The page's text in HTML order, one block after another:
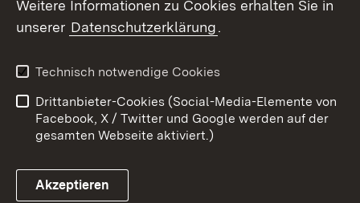
Link zum Landesportal
Kontakt
Datenschutz
Barrierefreiheit
Impressum Cookies
Weitere Informationen zu Cookies erhalten Sie in
unserer Datenschutzerklärung.
Technisch notwendige Cookies
Drittanbieter-Cookies (Social-Media-Elemente von
Facebook, X / Twitter und Google werden auf der
gesamten Webseite aktiviert.)
Akzeptieren